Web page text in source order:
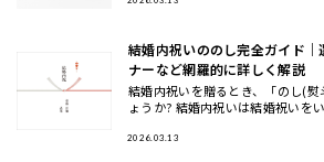
結婚内祝いののし完全ガイド
ナーなど網羅的に詳しく解説
結婚内祝いを贈るとき、「のし(
ょうか? 結婚内祝いは結婚祝いを
せん。
2026.03.13